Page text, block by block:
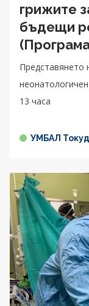
грижите
бъдещи
Представянето
13 часа
УМБАЛ